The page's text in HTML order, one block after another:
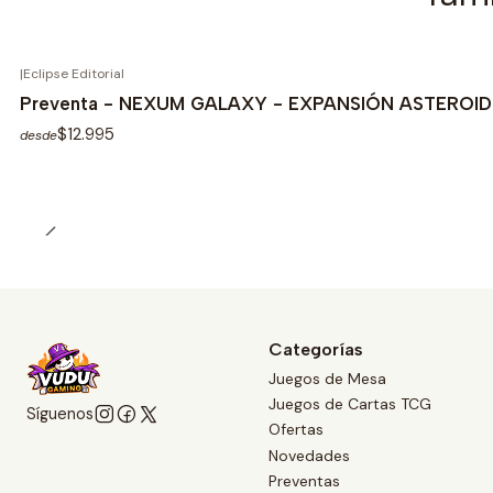
|Eclipse Editorial
Preventa - NEXUM GALAXY - EXPANSIÓN
desde$12.995
Síguenos
Categorías
Juegos de Mesa
Juegos de Cartas TCG
Ofertas
Novedades
Preventas